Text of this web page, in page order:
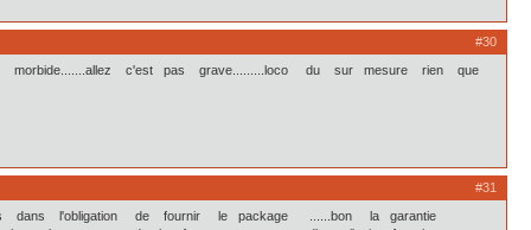
#30
c'est pas grave.........loco du sur mesure rien que
#31
dans l'obligation de fournir le package ......bon la garantie